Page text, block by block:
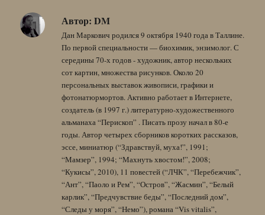
Автор: DM
Дан Маркович родился 9 октября 1940 года в Таллине.
По первой специальности — биохимик, энзимолог. С
середины 70-х годов - художник, автор нескольких
сот картин, множества рисунков. Около 20
персональных выставок живописи, графики и
фотонатюрмортов. Активно работает в Интернете,
создатель (в 1997 г.) литературно-художественного
альманаха “Перископ” . Писать прозу начал в 80-е
годы. Автор четырех сборников коротких рассказов,
эссе, миниатюр (“Здравствуй, муха!”, 1991;
“Мамзер”, 1994; “Махнуть хвостом!”, 2008;
“Кукисы”, 2010), 11 повестей (“ЛЧК”, “Перебежчик”,
“Ант”, “Паоло и Рем”, “Остров”, “Жасмин”, “Белый
карлик”, “Предчувствие беды”, “Последний дом”,
“Следы у моря”, “Немо”), романа “Vis vitalis”,